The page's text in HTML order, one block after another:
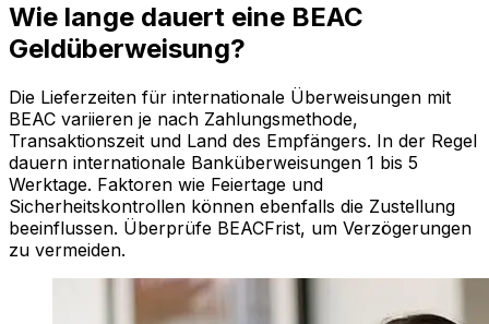
Wie lange dauert eine BEAC
Geldüberweisung?
Die Lieferzeiten für internationale Überweisungen mit
BEAC variieren je nach Zahlungsmethode,
Transaktionszeit und Land des Empfängers. In der Regel
dauern internationale Banküberweisungen 1 bis 5
Werktage. Faktoren wie Feiertage und
Sicherheitskontrollen können ebenfalls die Zustellung
beeinflussen. Überprüfe BEACFrist, um Verzögerungen
zu vermeiden.